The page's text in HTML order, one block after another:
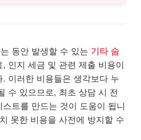
동안 발생할 수 있는 기타 숨
, 인지 세금 및 관련 제출 비용이
. 이러한 비용들은 생각보다 누
수 있으므로, 최초 상담 시 전
스 트를 만드는 것이 도움이 됩니
못한 비용을 사전에 방지할 수